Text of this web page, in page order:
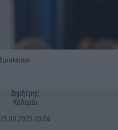
Eurokinissi
Δημήτρης
Καλεμάι
15.08.2025 20:04